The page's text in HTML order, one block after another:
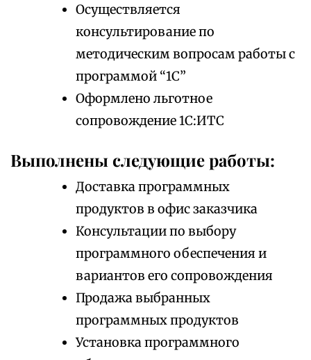
Осуществляется
консультирование по
методическим вопросам работы с
программой “1С”
Оформлено льготное
сопровождение 1С:ИТС
Выполнены следующие работы:
Доставка программных
продуктов в офис заказчика
Консультации по выбору
программного обеспечения и
вариантов его сопровождения
Продажа выбранных
программных продуктов
Установка программного